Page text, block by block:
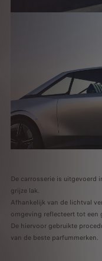
De carrosserie is uitgevoerd
grijze lak.
Afhankelijk van de lichtval
omgeving reflecteert tot
De hiervoor gebruikte
van de beste parfummerken.